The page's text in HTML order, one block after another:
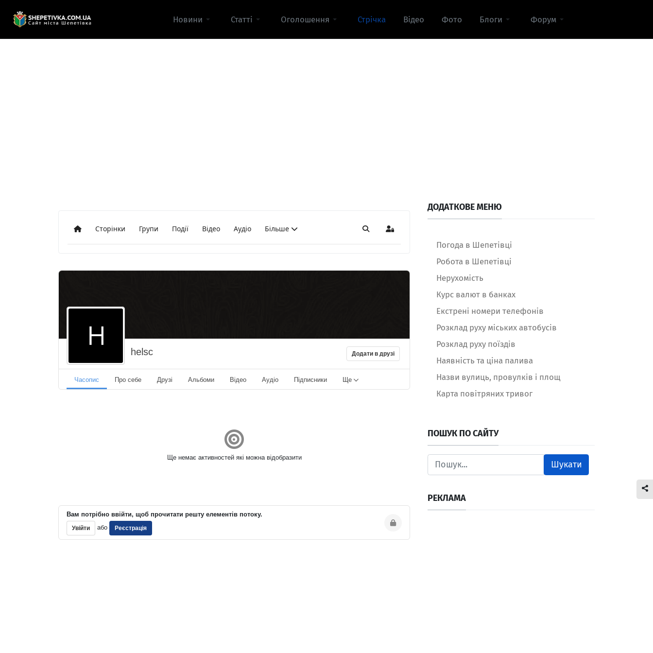
Новини Статті Оголошення Стрічка Відео Фото Блоги Форум
ДодомуСторінки Групи Події Відео Аудіо Більше Пошук Sign In
helsc Додати в друзі
Часопис Про себе Друзі Альбоми Відео Аудіо Підписники Ще
Ще немає активностей які можна відобразити
Вам потрібно ввійти, щоб прочитати решту елементів потоку.
Увійти або Реєстрація
ДОДАТКОВЕ МЕНЮ
Погода в Шепетівці
Робота в Шепетівці
Нерухомість
Курс валют в банках
Екстрені номери телефонів
Розклад руху міських автобусів
Розклад руху поїздів
Наявність та ціна палива
Назви вулиць, провулків і площ
Карта повітряних тривог
ПОШУК ПО САЙТУ
Шукати
РЕКЛАМА